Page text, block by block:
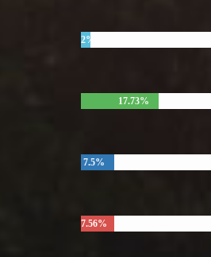
2%
17.73%
7.5%
7.56%